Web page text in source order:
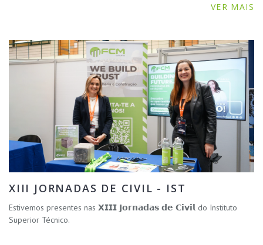
VER MAIS
XIII JORNADAS DE CIVIL - IST
Estivemos presentes nas 𝗫𝗜𝗜𝗜 𝗝𝗼𝗿𝗻𝗮𝗱𝗮𝘀 𝗱𝗲 𝗖𝗶𝘃𝗶𝗹 do Instituto
Superior Técnico.